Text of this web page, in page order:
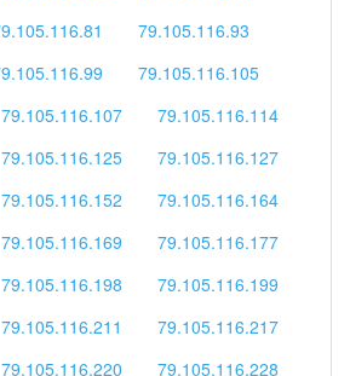
79.105.116.93
79.105.116.105
79.105.116.107
79.105.116.114
79.105.116.125
79.105.116.127
79.105.116.152
79.105.116.164
79.105.116.169
79.105.116.177
79.105.116.198
79.105.116.199
79.105.116.211
79.105.116.217
79.105.116.220
79.105.116.228